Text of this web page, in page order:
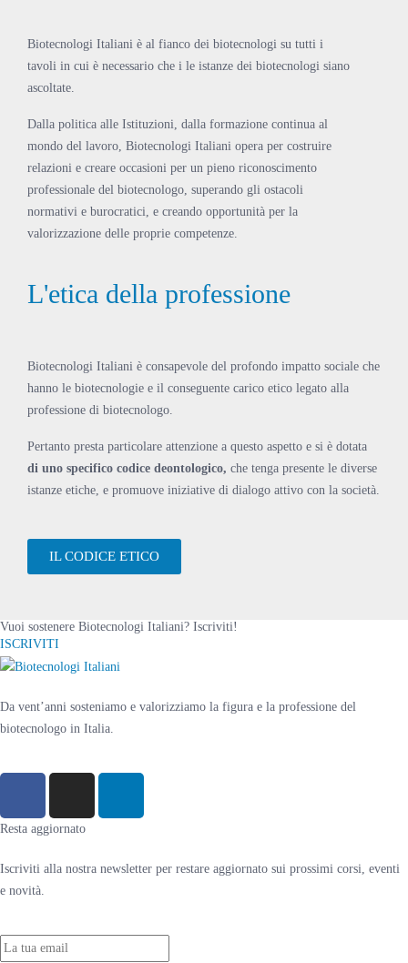
Biotecnologi Italiani è al fianco dei biotecnologi su tutti i
tavoli in cui è necessario che i le istanze dei biotecnologi siano
ascoltate.
Dalla politica alle Istituzioni, dalla formazione continua al
mondo del lavoro, Biotecnologi Italiani opera per costruire
relazioni e creare occasioni per un pieno riconoscimento
professionale del biotecnologo, superando gli ostacoli
normativi e burocratici, e creando opportunità per la
valorizzazione delle proprie competenze.
L'etica della professione
Biotecnologi Italiani è consapevole del profondo impatto sociale che
hanno le biotecnologie e il conseguente carico etico legato alla
professione di biotecnologo.
Pertanto presta particolare attenzione a questo aspetto e si è dotata
di uno specifico codice deontologico, che tenga presente le diverse
istanze etiche, e promuove iniziative di dialogo attivo con la società.
IL CODICE ETICO
Vuoi sostenere Biotecnologi Italiani? Iscriviti!
ISCRIVITI
Da vent’anni sosteniamo e valorizziamo la figura e la professione del
biotecnologo in Italia.
Resta aggiornato
Iscriviti alla nostra newsletter per restare aggiornato sui prossimi corsi, eventi
e novità.